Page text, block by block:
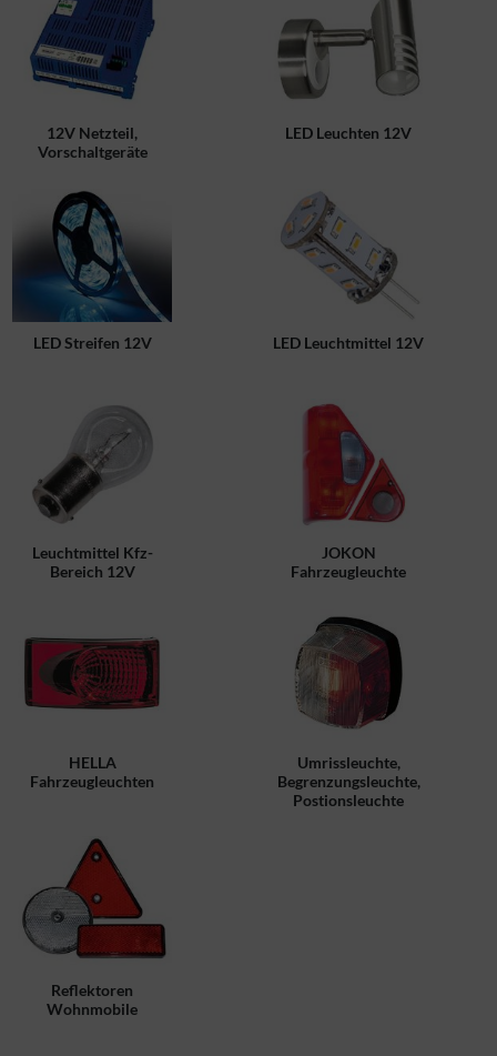
12V Netzteil,
Vorschaltgeräte
LED Leuchten 12V
LED Streifen 12V LED Leuchtmittel 12V
Leuchtmittel Kfz-
Bereich 12V
JOKON
Fahrzeugleuchte
HELLA
Fahrzeugleuchten
Umrissleuchte,
Begrenzungsleuchte,
Postionsleuchte
Reflektoren
Wohnmobile